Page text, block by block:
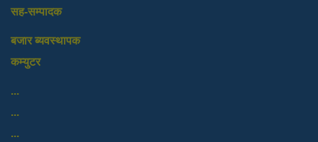
सह-सम्पादक
बजार ब्यवस्थापक
कम्युटर
...
...
...